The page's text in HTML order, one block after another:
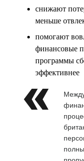
снижают
меньше
помогают
финансовые
программы
эффективнее